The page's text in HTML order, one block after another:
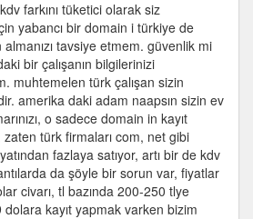
farkını tüketici olarak siz
yabancı bir domain i türkiye de
tavsiye etmem. güvenlik mi
bir çalışanın bilgilerinizi
muhtemelen türk çalışan sizin
amerika daki adam naapsın sizin ev
o sadece domain in kayıt
türk firmaları com, net gibi
fazlaya satıyor, artı bir de kdv
da şöyle bir sorun var, fiyatlar
civarı, tl bazında 200-250 tlye
dolara kayıt yapmak varken bizim